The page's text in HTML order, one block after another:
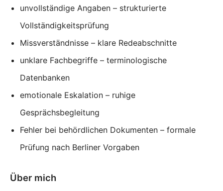
unvollständige Angaben – strukturierte
Vollständigkeitsprüfung
Missverständnisse – klare Redeabschnitte
unklare Fachbegriffe – terminologische
Datenbanken
emotionale Eskalation – ruhige
Gesprächsbegleitung
Fehler bei behördlichen Dokumenten – formale
Prüfung nach Berliner Vorgaben
Über mich